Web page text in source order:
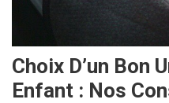
Choix D’un Bon
Enfant : Nos